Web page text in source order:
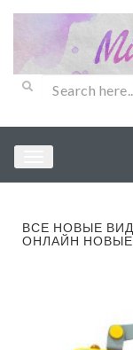
ВСЕ НОВЫЕ
ОНЛАЙН